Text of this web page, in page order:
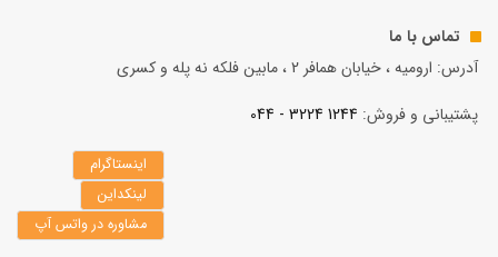
تماس با ما
آدرس: ارومیه ، خیابان همافر 2 ، مابين فلكه نه پله و کسری
پشتیبانی و فروش: 1244 3224 - 044
اینستاگرام
لینکداین
مشاوره در واتس آپ